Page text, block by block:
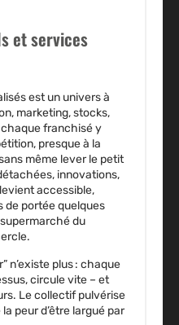
et services
est un univers à
marketing, stocks,
chaque franchisé y
presque à la
même lever le petit
innovations,
accessible,
de portée quelques
du
n’existe plus : chaque
circule vite – et
Le collectif pulvérise
peur d’être largué par